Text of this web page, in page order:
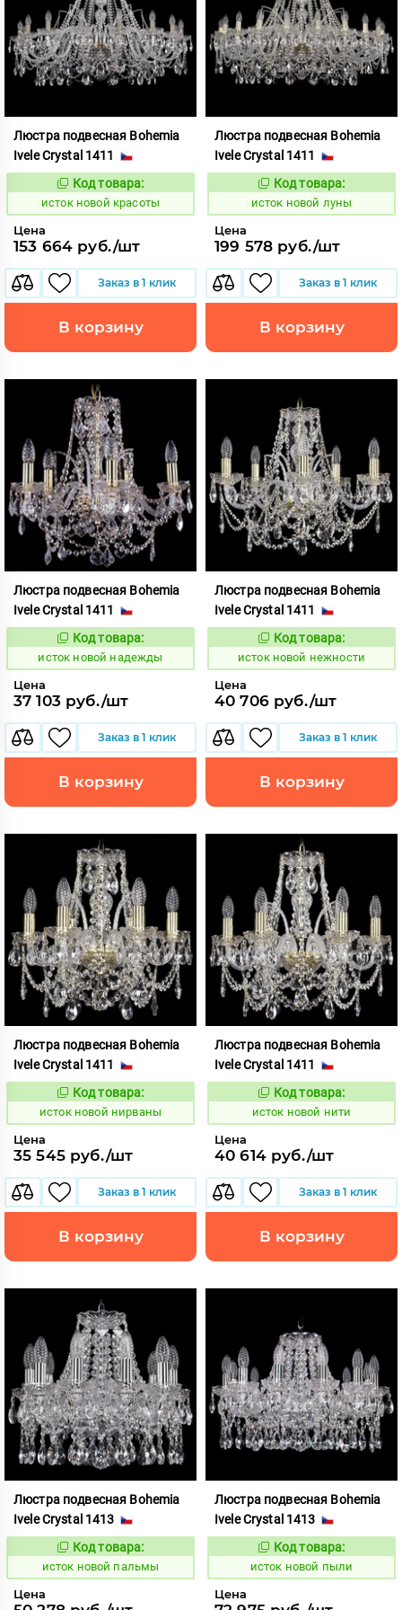
Люстра подвесная Bohemia
Ivele Crystal 1411
Код:
586290
Код товара:
исток новой красоты
Цена
153 664 руб./шт
Заказ в 1 клик
В корзину
Люстра подвесная Bohemia
Ivele Crystal 1411
Код:
586295
Код товара:
исток новой луны
Цена
199 578 руб./шт
Заказ в 1 клик
В корзину
Люстра подвесная Bohemia
Ivele Crystal 1411
Код:
586307
Код товара:
исток новой надежды
Цена
37 103 руб./шт
Заказ в 1 клик
В корзину
Люстра подвесная Bohemia
Ivele Crystal 1411
Код:
586308
Код товара:
исток новой нежности
Цена
40 706 руб./шт
Заказ в 1 клик
В корзину
Люстра подвесная Bohemia
Ivele Crystal 1411
Код:
586309
Код товара:
исток новой нирваны
Цена
35 545 руб./шт
Заказ в 1 клик
В корзину
Люстра подвесная Bohemia
Ivele Crystal 1411
Код:
586310
Код товара:
исток новой нити
Цена
40 614 руб./шт
Заказ в 1 клик
В корзину
Люстра подвесная Bohemia
Ivele Crystal 1413
Код:
586317
Код товара:
исток новой пальмы
Цена
Люстра подвесная Bohemia
Ivele Crystal 1413
Код:
586326
Код товара:
исток новой пыли
Цена